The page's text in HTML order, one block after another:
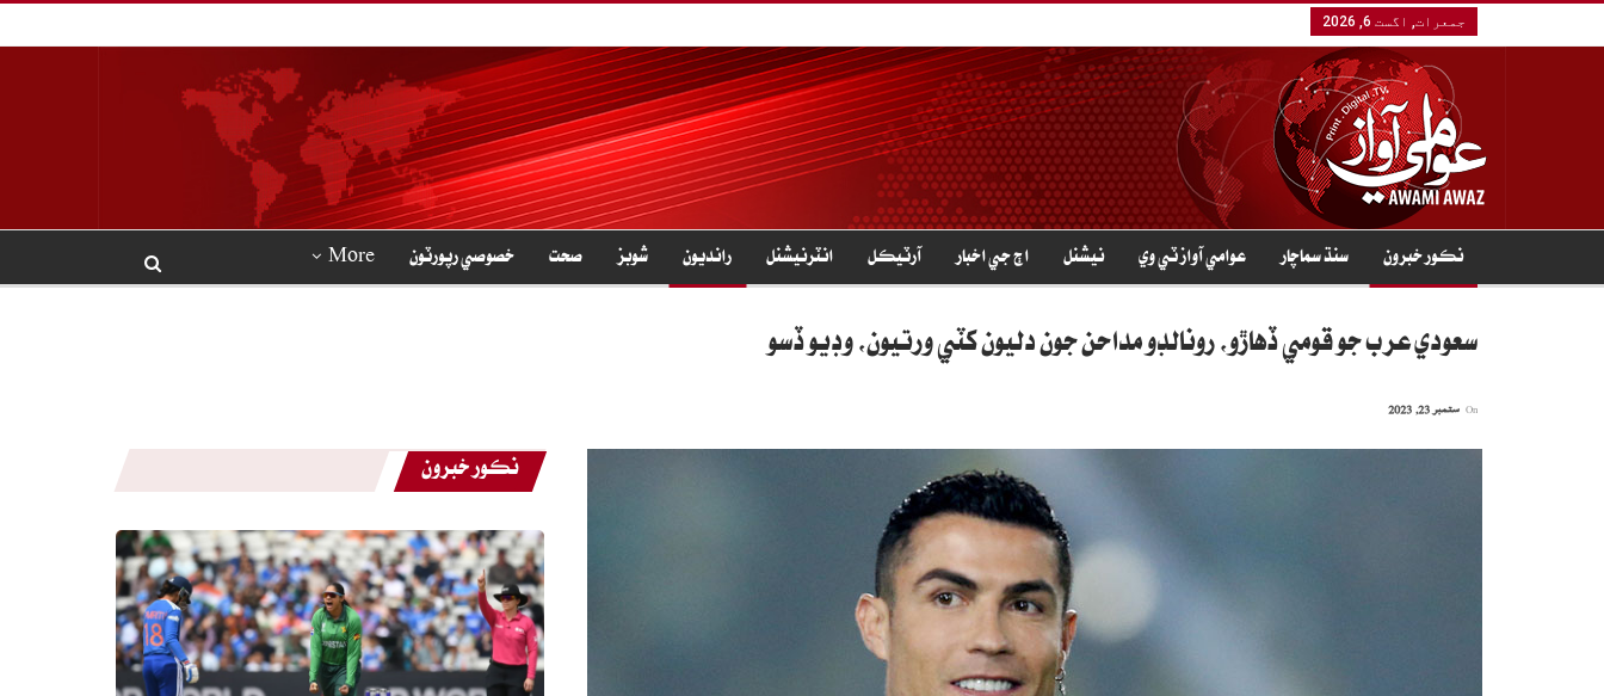
جمعرات, اگست 6, 2026
نڪور خبرون سنڌ سماچار عوامي آواز ٽي وي نيشنل اڄ جي اخبار آرٽيڪل انٽرنيشنل رانديون شوبز صحت خصوصي رپورٽون More
سعودي عرب جو قومي ڏهاڙو، رونالڊو مداحن جون دليون کٽي ورتيون، وڊيو ڏسو
نڪور خبرون